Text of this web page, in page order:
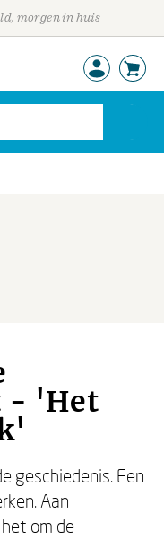
morgen in huis
- 'Het
geschiedenis. Een
Aan
om de